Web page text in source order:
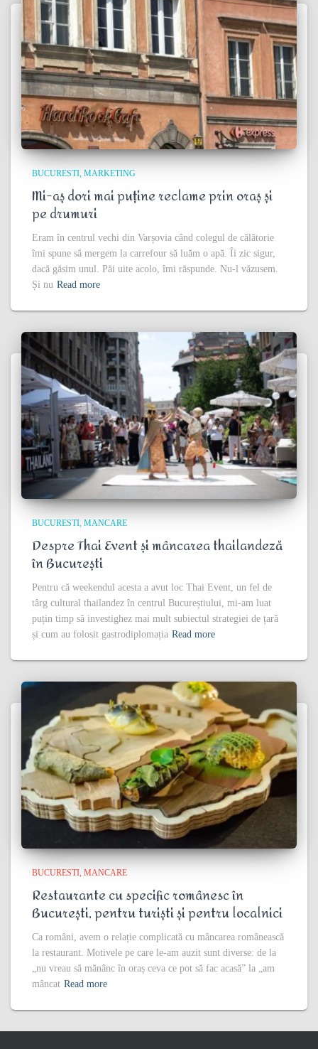
BUCURESTI MARKETING
Mi-aș dori mai puține reclame prin oraș și
pe drumuri
Eram în centrul vechi din Varșovia când colegul de călătorie
îmi spune să mergem la carrefour să luăm o apă. Îi zic sigur,
dacă găsim unul. Păi uite acolo, îmi răspunde. Nu-l văzusem.
Și nu Read more
BUCURESTI MANCARE
Despre Thai Event și mâncarea thailandeză
în București
Pentru că weekendul acesta a avut loc Thai Event, un fel de
târg cultural thailandez în centrul Bucureștiului, mi-am luat
puțin timp să investighez mai mult subiectul strategiei de țară
și cum au folosit gastrodiplomația Read more
BUCURESTI MANCARE
Restaurante cu specific românesc în
București, pentru turiști și pentru localnici
Ca români, avem o relație complicată cu mâncarea românească
la restaurant. Motivele pe care le-am auzit sunt diverse: de la
„nu vreau să mănânc în oraș ceva ce pot să fac acasă” la „am
mâncat Read more